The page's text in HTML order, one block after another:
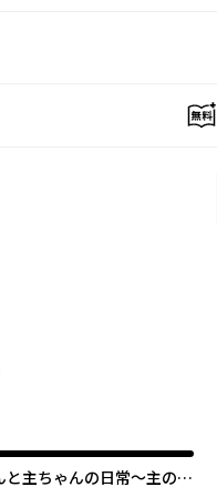
と主ちゃんの日常～主のた